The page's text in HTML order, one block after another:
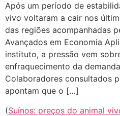
Após um período de
vivo voltaram a cair nos
das regiões acompanhadas
Avançados em Economia
instituto, a pressão vem
enfraquecimento da
Colaboradores consultados
apontam que o […]
(Suínos: preços do animal